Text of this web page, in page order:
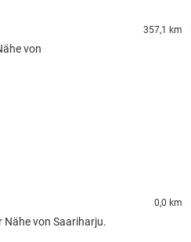
357,1 km
von
0,0 km
Nähe von Saariharju.